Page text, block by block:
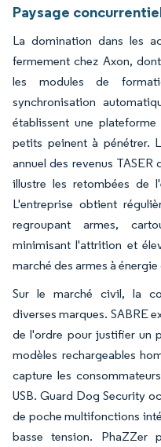
Paysage
La domination dans les
fermement chez Axon,
les modules de
synchronisation
établissent une
petits peinent à pénétrer.
annuel des revenus
illustre les retombées de
L'entreprise obtient
regroupant armes,
minimisant l'attrition et
marché des armes à
Sur le marché civil, la
diverses marques. SABRE
de l'ordre pour justifier un
modèles rechargeables
capture les
USB. Guard Dog Security
de poche multifonctions
basse tension. PhaZZer